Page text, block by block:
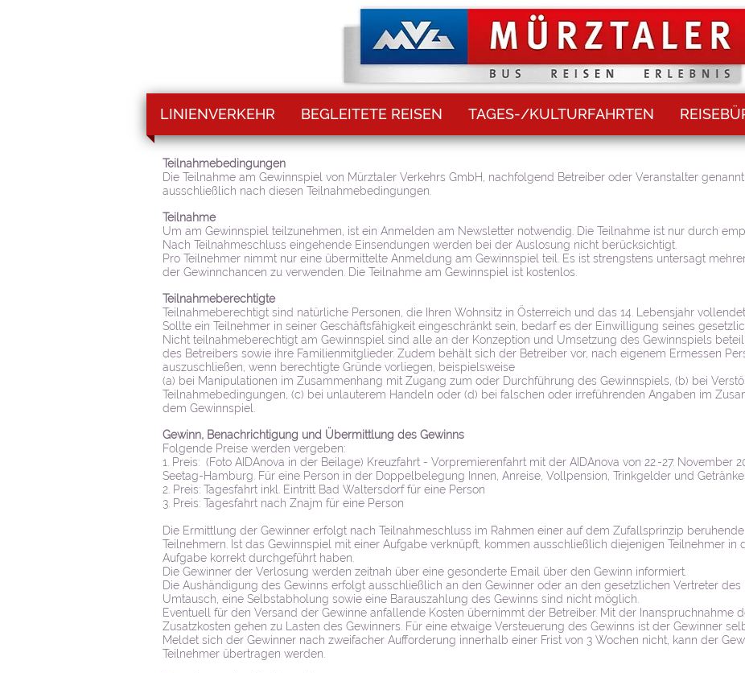
LINIENVERKEHR BEGLEITETE REISEN TAGES-/KULTURFAHRTEN
Teilnahmebedingungen
Die Teilnahme am Gewinnspiel von Mürztaler Verkehrs GmbH, nachfolgend Betreiber oder Veranstalter
ausschließlich nach diesen Teilnahmebedingungen.
Teilnahme
Um am Gewinnspiel teilzunehmen, ist ein Anmelden am Newsletter notwendig. Die Teilnahme ist nur durch
Nach Teilnahmeschluss eingehende Einsendungen werden bei der Auslosung nicht berücksichtigt.
Pro Teilnehmer nimmt nur eine übermittelte Anmeldung am Gewinnspiel teil. Es ist strengstens untersagt
der Gewinnchancen zu verwenden. Die Teilnahme am Gewinnspiel ist kostenlos.
Teilnahmeberechtigte
Teilnahmeberechtigt sind natürliche Personen, die Ihren Wohnsitz in Österreich und das 14. Lebensjahr
Sollte ein Teilnehmer in seiner Geschäftsfähigkeit eingeschränkt sein, bedarf es der Einwilligung seines
Nicht teilnahmeberechtigt am Gewinnspiel sind alle an der Konzeption und Umsetzung des Gewinnspiels
des Betreibers sowie ihre Familienmitglieder. Zudem behält sich der Betreiber vor, nach eigenem Ermessen
auszuschließen, wenn berechtigte Gründe vorliegen, beispielsweise
(a) bei Manipulationen im Zusammenhang mit Zugang zum oder Durchführung des Gewinnspiels, (b) bei
Teilnahmebedingungen, (c) bei unlauterem Handeln oder (d) bei falschen oder irreführenden Angaben im
dem Gewinnspiel.
Gewinn, Benachrichtigung und Übermittlung des Gewinns
Folgende Preise werden vergeben:
1. Preis: (Foto AIDAnova in der Beilage) Kreuzfahrt - Vorpremierenfahrt mit der AIDAnova von 22.-27.
Seetag-Hamburg. Für eine Person in der Doppelbelegung Innen, Anreise, Vollpension, Trinkgelder und
2. Preis: Tagesfahrt inkl. Eintritt Bad Waltersdorf für eine Person
3. Preis: Tagesfahrt nach Znajm für eine Person
Die Ermittlung der Gewinner erfolgt nach Teilnahmeschluss im Rahmen einer auf dem Zufallsprinzip
Teilnehmern. Ist das Gewinnspiel mit einer Aufgabe verknüpft, kommen ausschließlich diejenigen Teilnehmer in
Aufgabe korrekt durchgeführt haben.
Die Gewinner der Verlosung werden zeitnah über eine gesonderte Email über den Gewinn informiert.
Die Aushändigung des Gewinns erfolgt ausschließlich an den Gewinner oder an den gesetzlichen Vertreter des
Umtausch, eine Selbstabholung sowie eine Barauszahlung des Gewinns sind nicht möglich.
Eventuell für den Versand der Gewinne anfallende Kosten übernimmt der Betreiber. Mit der Inanspruchnahme
Zusatzkosten gehen zu Lasten des Gewinners. Für eine etwaige Versteuerung des Gewinns ist der Gewinner
Meldet sich der Gewinner nach zweifacher Aufforderung innerhalb einer Frist von 3 Wochen nicht, kann der
Teilnehmer übertragen werden.